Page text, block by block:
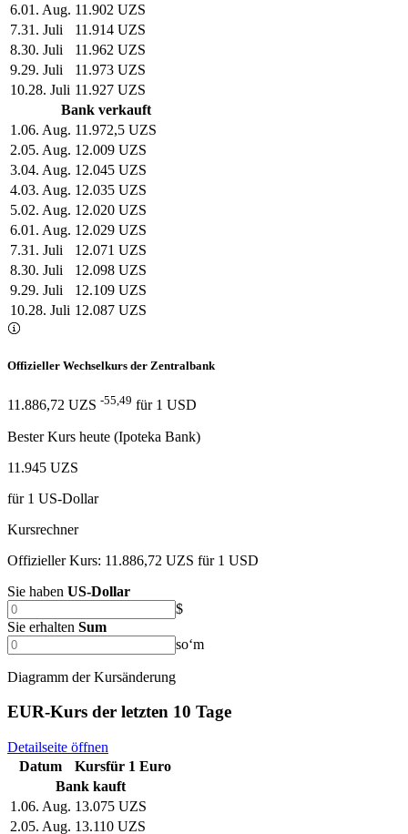
6.01. Aug. 11.902 UZS
7.31. Juli
11.914 UZS
8.30. Juli
11.962 UZS
9.29. Juli
11.973 UZS
10.28. Juli 11.927 UZS
Bank verkauft
1 .06. Aug. 11.972,5 UZS
2.05. Aug. 12.009 UZS
3.04. Aug. 12.045 UZS
4.03. Aug. 12.035 UZS
5.02. Aug. 12.020 UZS
6.01. Aug. 12.029 UZS
7.31. Juli
12.071 UZS
8.30. Juli
12.098 UZS
9.29. Juli
12.109 UZS
10.28. Juli 12.087 UZS
Offizieller Wechselkurs der Zentralbank
11.886,72 UZS -55,49 für1 USD
Bester Kurs heute (Ipoteka Bank)
11.945 UZS
für1 US-Dollar
Kursrechner
Offizieller Kurs: 11.886,72 UZS für 1 USD
Sie haben US-Dollar
$
Sie erhalten Sum
soʻm
Diagramm der Kursänderung
EUR-Kurs der letzten 10 Tage
Detailseite öffnen
Datum
Kursfür 1 Euro
Bank kauft
1 .06. Aug. 13.075 UZS
2.05. Aug. 13.110 UZS